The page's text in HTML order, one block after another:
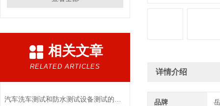
相关文章
RELATED ARTICLES
详情介绍
品牌